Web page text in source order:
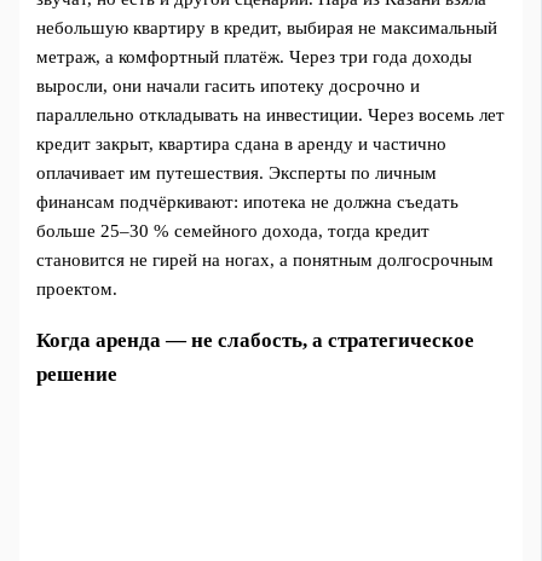
небольшую квартиру в кредит, выбирая не максимальный
метраж, а комфортный платёж. Через три года доходы
выросли, они начали гасить ипотеку досрочно и
параллельно откладывать на инвестиции. Через восемь лет
кредит закрыт, квартира сдана в аренду и частично
оплачивает им путешествия. Эксперты по личным
финансам подчёркивают: ипотека не должна съедать
больше 25–30 % семейного дохода, тогда кредит
становится не гирей на ногах, а понятным долгосрочным
проектом.
Когда аренда — не слабость, а стратегическое
решение